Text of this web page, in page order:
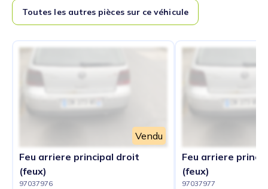
Toutes les autres pièces sur ce véhicule
Vendu
Feu arriere principal droit
(feux)
97037976
Feu arriere
(feux)
97037977